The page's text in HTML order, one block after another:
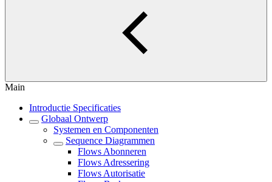
Main
Introductie Specificaties
Globaal Ontwerp
Systemen en Componenten
Sequence Diagrammen
Flows Abonneren
Flows Adressering
Flows Autorisatie